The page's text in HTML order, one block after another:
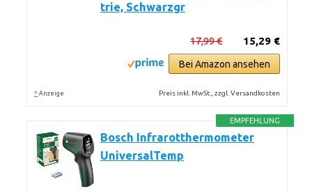
trie, Schwarzgr
15,29 €
17,99 €
Bei Amazon ansehen
* Anzeige Preis inkl. MwSt., zzgl. Versandkosten
EMPFEHLUNG
Bosch Infrarotthermometer
UniversalTemp